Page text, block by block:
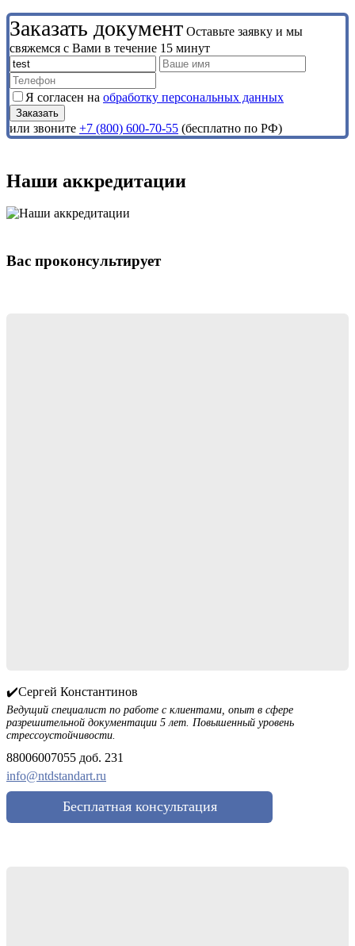
Заказать документ Оставьте заявку и мы
свяжемся с Вами в течение 15 минут
Я согласен на обработку персональных данных
или звоните +7 (800) 600-70-55 (бесплатно по РФ)
Наши аккредитации
Вас проконсультирует
✔️Сергей Константинов
Ведущий специалист по работе с клиентами, опыт в сфере
разрешительной документации 5 лет. Повышенный уровень
стрессоустойчивости.
88006007055 доб. 231
info@ntdstandart.ru
Бесплатная консультация